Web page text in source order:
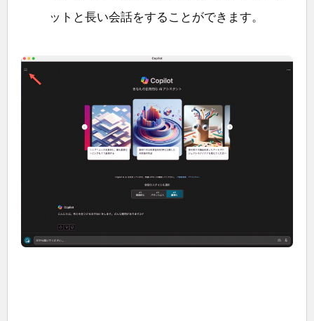
ットと長い会話をすることができます。